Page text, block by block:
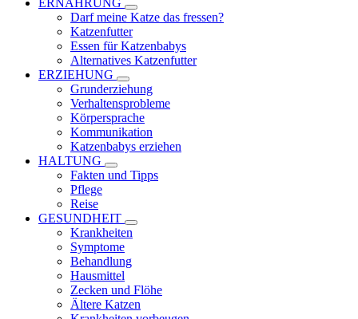
ERNÄHRUNG
Darf meine Katze das fressen?
Katzenfutter
Essen für Katzenbabys
Alternatives Katzenfutter
ERZIEHUNG
Grunderziehung
Verhaltensprobleme
Körpersprache
Kommunikation
Katzenbabys erziehen
HALTUNG
Fakten und Tipps
Pflege
Reise
GESUNDHEIT
Krankheiten
Symptome
Behandlung
Hausmittel
Zecken und Flöhe
Ältere Katzen